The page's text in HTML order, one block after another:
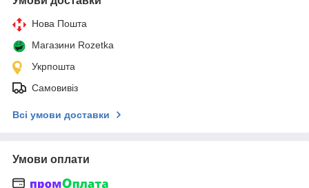
Нова Пошта
Магазини Rozetka
Укрпошта
Самовивіз
Всі умови доставки
Умови оплати